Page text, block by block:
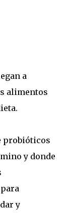
a
alimentos
probióticos
y donde
y